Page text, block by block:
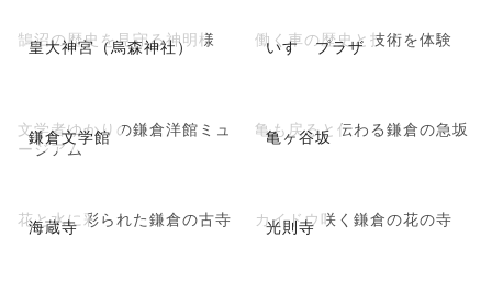
皇大神宮（烏森神社）
鵠沼の歴史を見守る神明様 いすゞプラザ
働く車の歴史と技術を体験
鎌倉文学館
文学者ゆかりの鎌倉洋館ミュ
ージアム
亀ヶ谷坂
亀も戻ると伝わる鎌倉の急坂
海蔵寺
花と水に彩られた鎌倉の古寺 光則寺
カイドウ咲く鎌倉の花の寺